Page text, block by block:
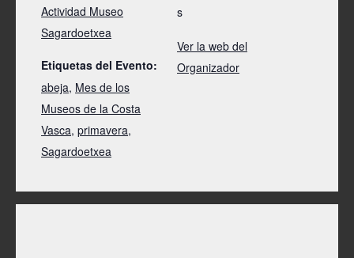
Actividad Museo
Sagardoetxea
Etiquetas del Evento:
abeja, Mes de los
Museos de la Costa
Vasca, primavera,
Sagardoetxea
s
Ver la web del
Organizador